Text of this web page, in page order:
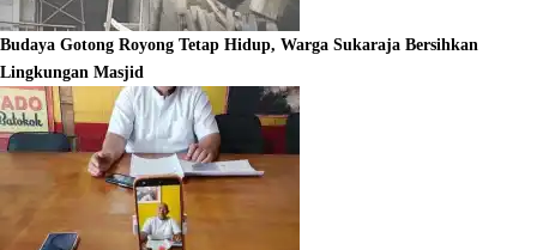
Budaya Gotong Royong Tetap Hidup, Warga Sukaraja Bersihkan
Lingkungan Masjid